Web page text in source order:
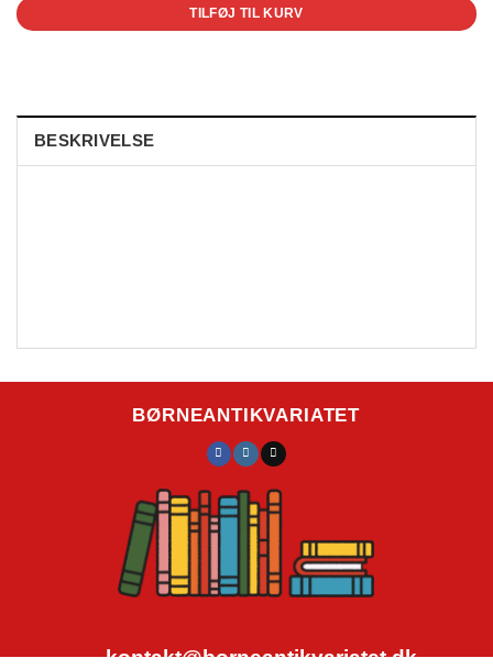
TILFØJ TIL KURV
BESKRIVELSE
BØRNEANTIKVARIATET
kontakt@borneantikvariatet.dk